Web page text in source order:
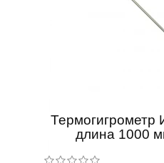
длина 1000